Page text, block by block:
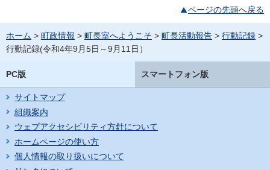
ページの先頭へ戻る
ホーム > 町政情報 > 町長室へようこそ > 町長活動報告 > 行動記録 >
行動記録(令和4年9月5日～9月11日）
PC版 スマートフォン版
サイトマップ
組織案内
ウェブアクセシビリティ方針について
ホームページの使い方
個人情報の取り扱いについて